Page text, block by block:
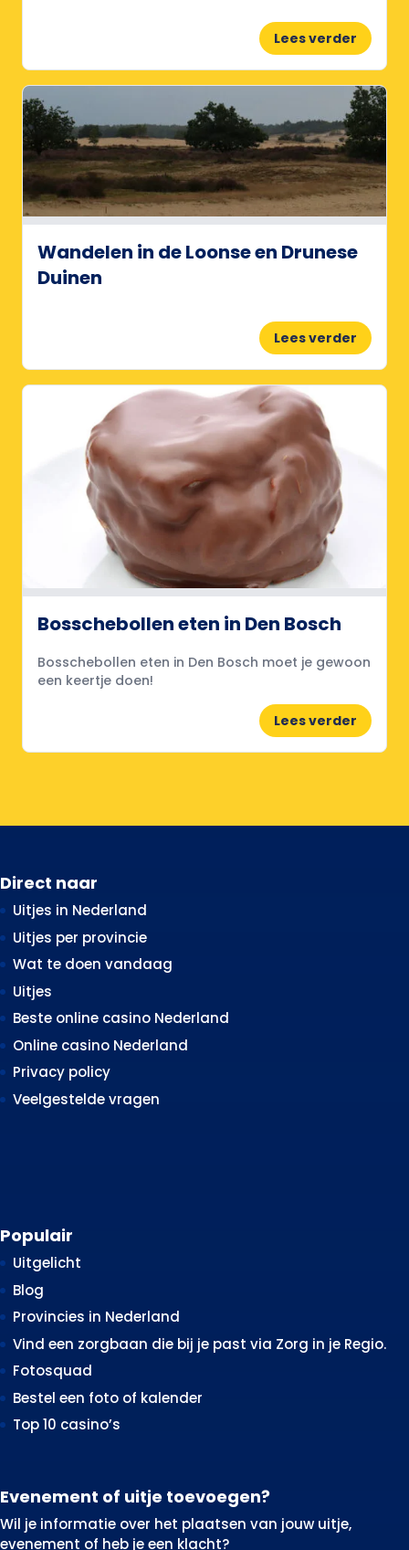
Lees verder
Wandelen in de Loonse en Drunese
Duinen
Lees verder
Bosschebollen eten in Den Bosch
Bosschebollen eten in Den Bosch moet je gewoon
een keertje doen!
Lees verder
Direct naar
Uitjes in Nederland
Uitjes per provincie
Wat te doen vandaag
Uitjes
Beste online casino Nederland
Online casino Nederland
Privacy policy
Veelgestelde vragen
Populair
Uitgelicht
Blog
Provincies in Nederland
Vind een zorgbaan die bij je past via Zorg in je Regio.
Fotosquad
Bestel een foto of kalender
Top 10 casino’s
Evenement of uitje toevoegen?
Wil je informatie over het plaatsen van jouw uitje,
evenement of heb je een klacht?